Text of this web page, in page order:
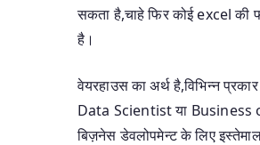
सकता है,चाहे फिर कोई excel की
है।
वेयरहाउस का अर्थ है,विभिन्न
Data Scientist या Business
बिज़नेस डेवलोपमेन्ट के लिए